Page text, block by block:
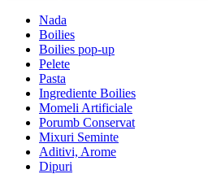
Nada
Boilies
Boilies pop-up
Pelete
Pasta
Ingrediente Boilies
Momeli Artificiale
Porumb Conservat
Mixuri Seminte
Aditivi, Arome
Dipuri